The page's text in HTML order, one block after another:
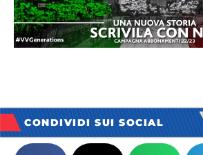
CONDIVIDI SUI SOCIAL